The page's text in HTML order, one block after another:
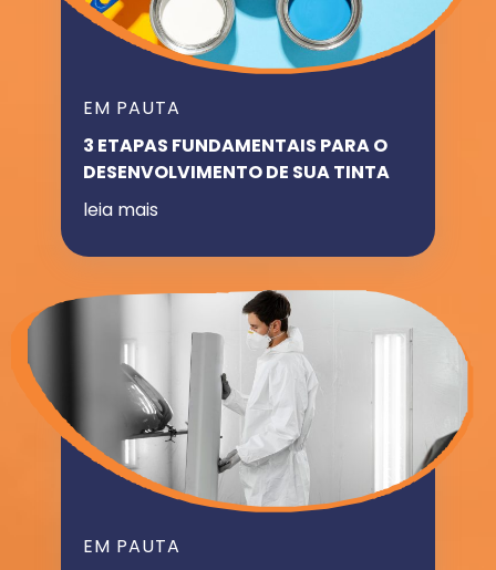
EM PAUTA
3 ETAPAS FUNDAMENTAIS PARA O
DESENVOLVIMENTO DE SUA TINTA
leia mais
EM PAUTA